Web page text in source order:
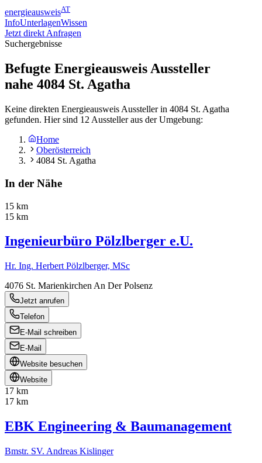
energieausweisAT
InfoUnterlagenWissen
Jetzt direkt Anfragen
Suchergebnisse
Befugte Energieausweis Aussteller
nahe 4084 St. Agatha
Keine direkten Energieausweis Aussteller in 4084 St. Agatha
gefunden. Hier sind 12 Aussteller aus der Umgebung:
Home
Oberösterreich
4084 St. Agatha
In der Nähe
15 km
15 km
Ingenieurbüro Pölzlberger e.U.
Hr. Ing. Herbert Pölzlberger, MSc
4076 St. Marienkirchen An Der Polsenz
Jetzt anrufen
Telefon
E-Mail schreiben
E-Mail
Website besuchen
Website
17 km
17 km
EBK Engineering & Baumanagement
Bmstr. SV. Andreas Kislinger